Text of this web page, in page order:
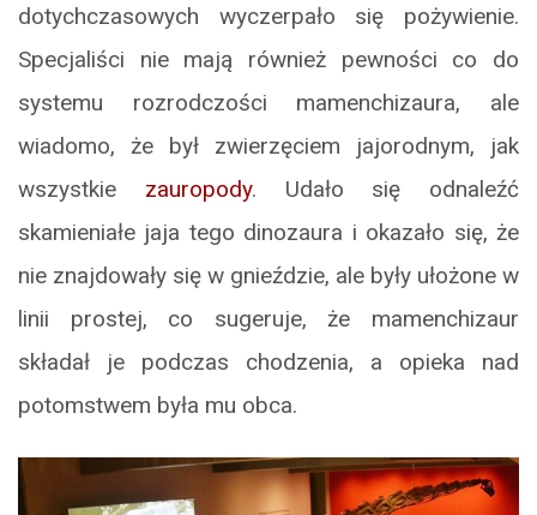
dotychczasowych wyczerpało się pożywienie.
Specjaliści nie mają również pewności co do
systemu rozrodczości mamenchizaura, ale
wiadomo, że był zwierzęciem jajorodnym, jak
wszystkie zauropody. Udało się odnaleźć
skamieniałe jaja tego dinozaura i okazało się, że
nie znajdowały się w gnieździe, ale były ułożone w
linii prostej, co sugeruje, że mamenchizaur
składał je podczas chodzenia, a opieka nad
potomstwem była mu obca.